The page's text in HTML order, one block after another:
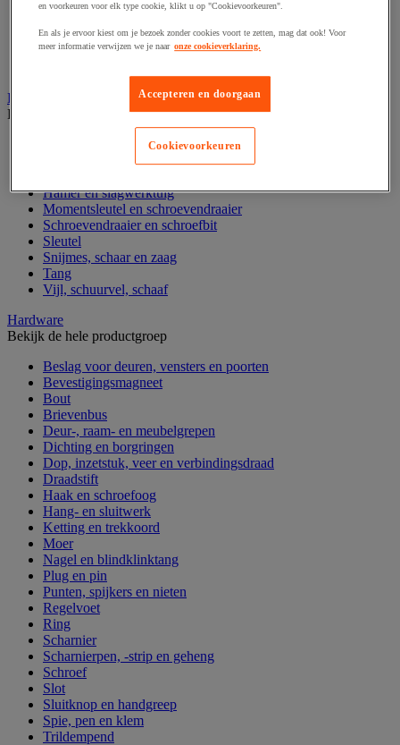
Gereedschapskist en opbergtas
Gereedschapskoffer en versterkte kist
Handgereedschap
Bekijk de hele productgroep
Bankschroef, extractor en klem
Hamer en slagwerktuig
Momentsleutel en schroevendraaier
Schroevendraaier en schroefbit
Sleutel
Snijmes, schaar en zaag
Tang
Vijl, schuurvel, schaaf
Hardware
Bekijk de hele productgroep
Beslag voor deuren, vensters en poorten
Bevestigingsmagneet
Bout
Brievenbus
Deur-, raam- en meubelgrepen
Dichting en borgringen
Dop, inzetstuk, veer en verbindingsdraad
Draadstift
Haak en schroefoog
Hang- en sluitwerk
Ketting en trekkoord
Moer
Nagel en blindklinktang
Plug en pin
Punten, spijkers en nieten
Regelvoet
Ring
Scharnier
Scharnierpen, -strip en geheng
Schroef
Slot
Sluitknop en handgreep
Spie, pen en klem
Trildempend
en voorkeuren voor elk type cookie, klikt u op "Cookievoorkeuren".
En als je ervoor kiest om je bezoek zonder cookies voort te zetten, mag dat ook! Voor
meer informatie verwijzen we je naar onze cookieverklaring.
Accepteren en doorgaan
Cookievoorkeuren